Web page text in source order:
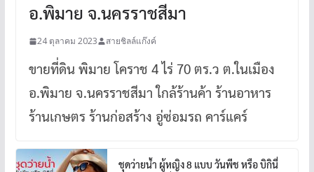
อ.พิมาย จ.นครราชสีมา
24 ตุลาคม 2023 สายชิลล์แก๊งค์
ขายที่ดิน พิมาย โคราช 4 ไร่ 70 ตร.ว ต.ในเมือง
อ.พิมาย จ.นครราชสีมา ใกล้ร้านค้า ร้านอาหาร
ร้านเกษตร ร้านก่อสร้าง อู่ซ่อมรถ คาร์แคร์
ชุดว่ายน้ำ ผู้หญิง 8 แบบ วันพีช หรือ บิกินี่